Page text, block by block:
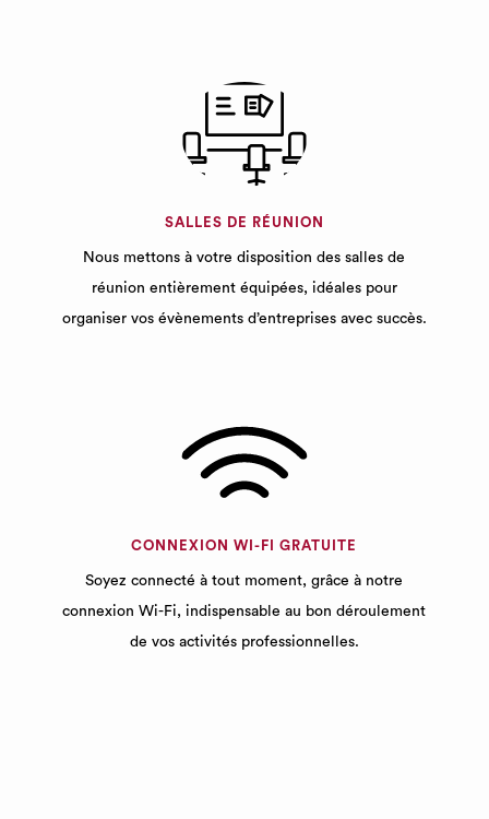
SALLES DE RÉUNION
Nous mettons à votre disposition des salles de
réunion entièrement équipées, idéales pour
organiser vos évènements d’entreprises avec succès.
CONNEXION WI-FI GRATUITE
Soyez connecté à tout moment, grâce à notre
connexion Wi-Fi, indispensable au bon déroulement
de vos activités professionnelles.